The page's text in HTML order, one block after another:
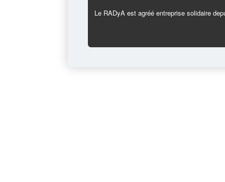
Le RADyA est agréé entreprise solidaire